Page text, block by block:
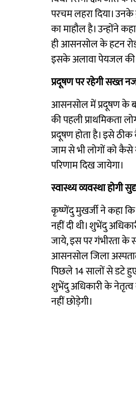
परचम लहरा दिया।
का माहौल है। उन्होंने
ही आसनसोल के हटन
इसके अलावा पेयजल की
प्रदूषण पर रहेगी सख्त
आसनसोल में प्रदूषण के
की पहली प्राथमिकता
प्रदूषण होता है। इसे
जाम से भी लोगों को कैसे
परिणाम दिख जायेगा।
स्वास्थ्य व्यवस्था होगी
कृष्णेंदु मुखर्जी ने कहा
नहीं दी थी। शुभेंदु
जाये, इस पर गंभीरता के
आसनसोल जिला
पिछले 14 सालों से डटे
शुभेंदु अधिकारी के नेतृत्व
नहीं छोड़ेगी।